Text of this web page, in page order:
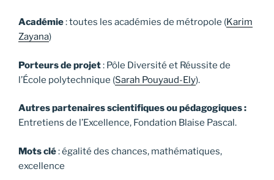
Académie: toutes les académies de métropole (Karim
Zayana)
Porteurs de projet: Pôle Diversité et Réussite de
l’École polytechnique (Sarah Pouyaud-Ely).
Autres partenaires scientifiques ou pédagogiques :
Entretiens de l’Excellence, Fondation Blaise Pascal.
Mots clé: égalité des chances, mathématiques,
excellence